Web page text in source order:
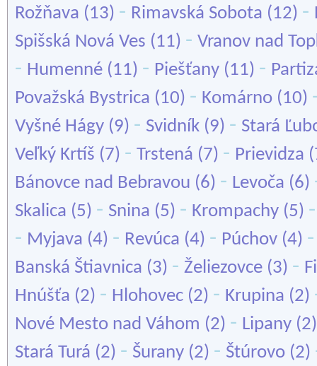
Rožňava (13) - Rimavská Sobota (12) -
Spišská Nová Ves (11) - Vranov nad
- Humenné (11) - Piešťany (11) -
Považská Bystrica (10) - Komárno (10)
Vyšné Hágy (9) - Svidník (9) - Stará
Veľký Krtíš (7) - Trstená (7) - Prievidza
Bánovce nad Bebravou (6) - Levoča (6)
Skalica (5) - Snina (5) - Krompachy (5)
- Myjava (4) - Revúca (4) - Púchov (4)
Banská Štiavnica (3) - Želiezovce (3) -
Hnúšťa (2) - Hlohovec (2) - Krupina (2)
Nové Mesto nad Váhom (2) - Lipany
Stará Turá (2) - Šurany (2) - Štúrovo (2)